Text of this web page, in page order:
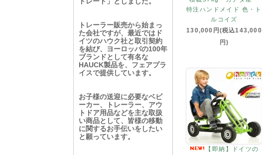
特注ハンドメイド 色・ト
ルコイズ
130,000円(税込143,000
円)
【即納】ドイツの
トレーラー販売から始まっ
た会社ですが、最近ではド
イツのハウク社と取引契約
を結び、ヨーロッパの100年
ブランドとして有名な
HAUCK製品を、フェアプラ
イスで提供しています。
お子様の送迎に必要なベビ
ーカー、トレーラー、アウ
トドア用品などを主な取扱
い商品として、皆様の移動
に関するお手伝いをしたい
と願っています。